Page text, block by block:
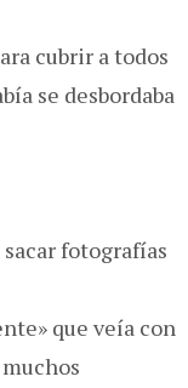
cubrir a todos
se desbordaba
fotografías
que veía con